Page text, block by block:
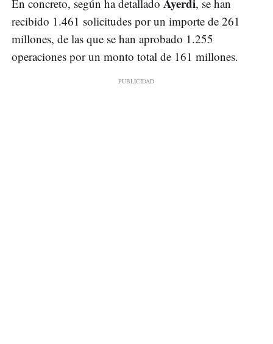
En concreto, según ha detallado Ayerdi, se han
recibido 1.461 solicitudes por un importe de 261
millones, de las que se han aprobado 1.255
operaciones por un monto total de 161 millones.